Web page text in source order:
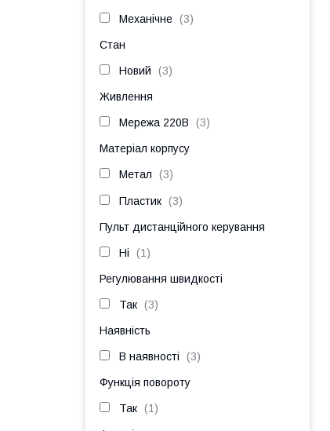
Механічне 3
Стан
Новий 3
Живлення
Мережа 220В 3
Матеріал корпусу
Метал 3
Пластик 3
Пульт дистанційного керування
Ні 1
Регулювання швидкості
Так 3
Наявність
В наявності 3
Функція повороту
Так 1